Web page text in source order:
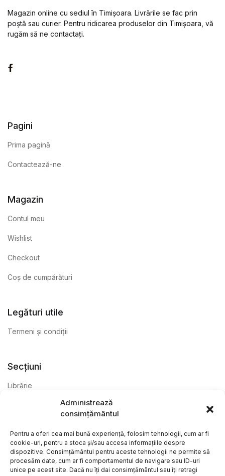
Administrează
consimțământul
Pentru a oferi cea mai bună experiență, folosim tehnologii, cum ar fi
cookie-uri, pentru a stoca și/sau accesa informațiile despre
dispozitive. Consimțământul pentru aceste tehnologii ne permite să
procesăm date, cum ar fi comportamentul de navigare sau ID-uri
unice pe acest site. Dacă nu îți dai consimțământul sau îți retragi
Magazin online cu sediul în Timișoara. Livrările se fac prin
poștă sau curier. Pentru ridicarea produselor din Timișoara, vă
rugăm să ne contactați.
Pagini
Prima pagină
Contactează-ne
Magazin
Contul meu
Wishlist
Checkout
Coș de cumpărături
Legături utile
Termeni și condiții
Secțiuni
Librărie